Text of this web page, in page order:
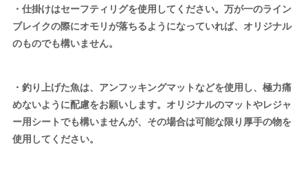
・仕掛けはセーフティリグを使用してください。万が一のライン
ブレイクの際にオモリが落ちるようになっていれば、オリジナル
のものでも構いません。
・釣り上げた魚は、アンフッキングマットなどを使用し、極力痛
めないように配慮をお願いします。オリジナルのマットやレジャ
ー用シートでも構いませんが、その場合は可能な限り厚手の物を
使用してください。